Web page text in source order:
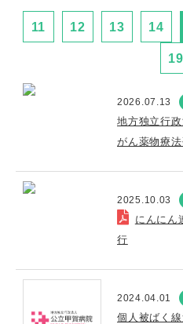
11 12 13 14
19
2026.07.13
地方独立行
がん薬物療
2025.10.03
にんに
行
2024.04.01
個人被ばく